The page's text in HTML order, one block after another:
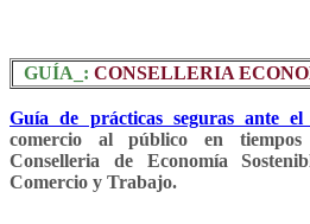
GUÍA_: CONSELLERIA
Guía de prácticas seguras ante el
comercio al público en
Conselleria de Economía
Comercio y Trabajo.